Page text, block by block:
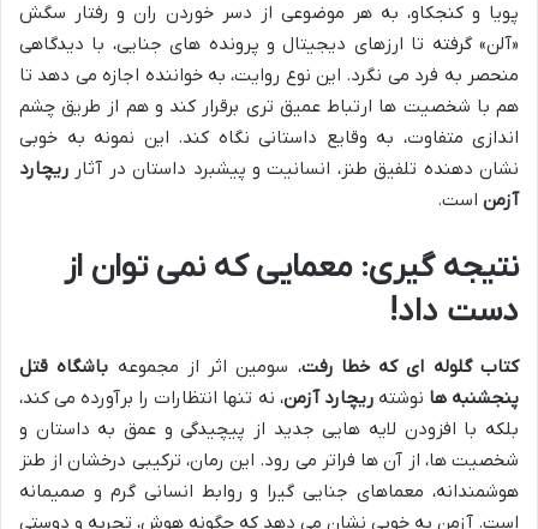
پویا و کنجکاو، به هر موضوعی از دسر خوردن ران و رفتار سگش
«آلن» گرفته تا ارزهای دیجیتال و پرونده های جنایی، با دیدگاهی
منحصر به فرد می نگرد. این نوع روایت، به خواننده اجازه می دهد تا
هم با شخصیت ها ارتباط عمیق تری برقرار کند و هم از طریق چشم
اندازی متفاوت، به وقایع داستانی نگاه کند. این نمونه به خوبی
نشان دهنده تلفیق طنز، انسانیت و پیشبرد داستان در آثار ریچارد
آزمن است.
نتیجه گیری: معمایی که نمی توان از
دست داد!
کتاب گلوله ای که خطا رفت، سومین اثر از مجموعه باشگاه قتل
پنجشنبه ها نوشتهریچارد آزمن، نه تنها انتظارات را برآورده می کند،
بلکه با افزودن لایه هایی جدید از پیچیدگی و عمق به داستان و
شخصیت ها، از آن ها فراتر می رود. این رمان، ترکیبی درخشان از طنز
هوشمندانه، معماهای جنایی گیرا و روابط انسانی گرم و صمیمانه
است. آزمن به خوبی نشان می دهد که چگونه هوش، تجربه و دوستی